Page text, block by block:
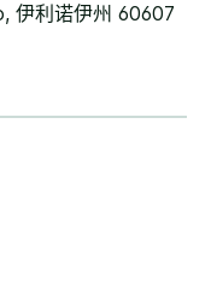
伊利诺伊州 60607